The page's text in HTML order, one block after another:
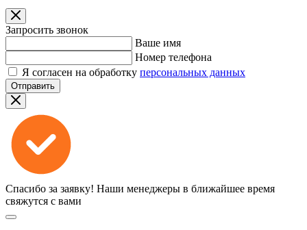
Запросить звонок
Ваше имя
Номер телефона
Я согласен на обработку персональных данных
Отправить
Спасибо за заявку! Наши менеджеры в ближайшее время
свяжутся с вами